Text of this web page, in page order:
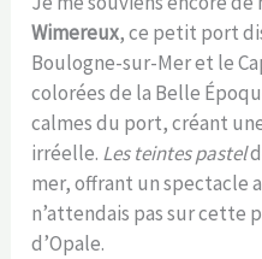
Wimereux, ce petit port
Boulogne-sur-Mer et le
colorées de la Belle
calmes du port, créant
irréelle. Les teintes pastel
mer, offrant un spectacle
n’attendais pas sur cette
d’Opale.